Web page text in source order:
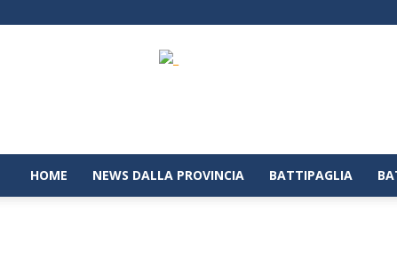
Battipaglia
città
di
HOME NEWS DALLA PROVINCIA BATTIPAGLIA